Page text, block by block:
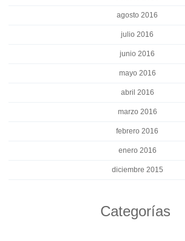
agosto 2016
julio 2016
junio 2016
mayo 2016
abril 2016
marzo 2016
febrero 2016
enero 2016
diciembre 2015
Categorías